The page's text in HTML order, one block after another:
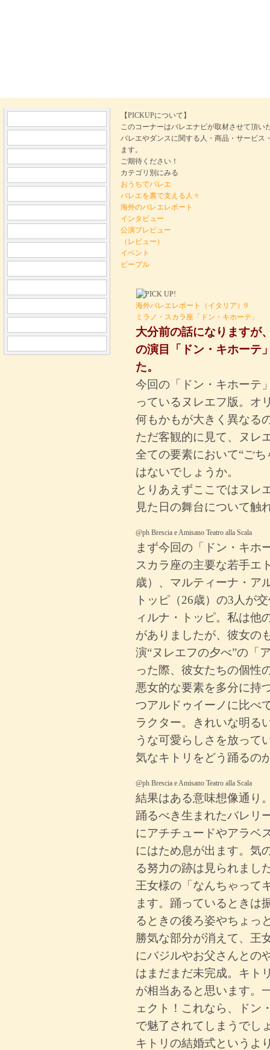
Ballet Navi バレエ情報
【PICKUPについて】
このコーナーはバレエナビが取材させて頂い
バレエやダンスに関する人・商品・サービ
ます。
ご期待ください！
カテゴリ別にみる
おうちでバレエ
バレエを裏で支える人々
海外のバレエレポート
インタビュー
公演プレビュー
（レビュー）
イベント
ピープル
海外バレエレポート（イタリア）9
ミラノ・スカラ座「ドン・キホーテ」
大分前の話になりますが
の演目「ドン・キホーテ
た。
今回の「ドン・キホーテ
っているヌレエフ版。オ
何もかもが大きく異なる
ただ客観的に見て、ヌレ
全ての要素において“ご
はないでしょうか。
とりあえずここではヌレ
見た日の舞台について触
@ph Brescia e Amisano Teatro alla Scala
まず今回の「ドン・キホ
スカラ座の主要な若手エ
歳）、マルティーナ・ア
トッピ（26歳）の3人が
ィルナ・トッピ。私は他
がありましたが、彼女の
演“ヌレエフの夕べ”の「
った際、彼女たちの個性
悪女的な要素を多分に持
つアルドゥイーノに比べ
ラクター。きれいな明る
うな可愛らしさを放って
気なキトリをどう踊るの
@ph Brescia e Amisano Teatro alla Scala
結果はある意味想像通り
踊るべき生まれたバレリ
にアチチュードやアラベ
にはため息が出ます。気
る努力の跡は見られまし
王女様の「なんちゃって
ます。踊っているときは
るときの後ろ姿やちょっ
勝気な部分が消えて、王
にバジルやお父さんとの
はまだまだ未完成。キト
が相当あると思います。
ェクト！これなら、ドン
で魅了されてしまうでし
キトリの結婚式というよ